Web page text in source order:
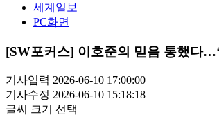
세계일보
PC화면
[SW포커스] 이호준의 믿음 통했다
기사입력 2026-06-10 17:00:00
기사수정 2026-06-10 15:18:18
글씨 크기 선택